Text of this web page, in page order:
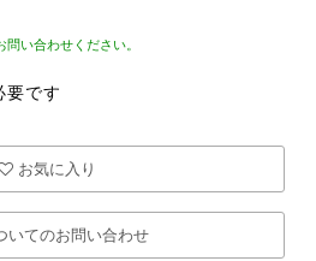
い合わせください。
要です
お気に入り
いてのお問い合わせ